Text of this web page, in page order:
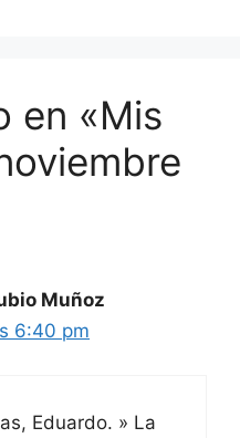
en «Mis
Muñoz
6:40 pm
Eduardo. » La